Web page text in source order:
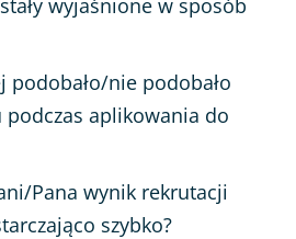
podobało/nie podobało
podczas aplikowania do
Pana wynik rekrutacji
szybko?